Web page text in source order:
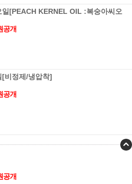
[PEACH KERNEL OIL :복숭아씨오
공개
비정제/냉압착]
공개
공개